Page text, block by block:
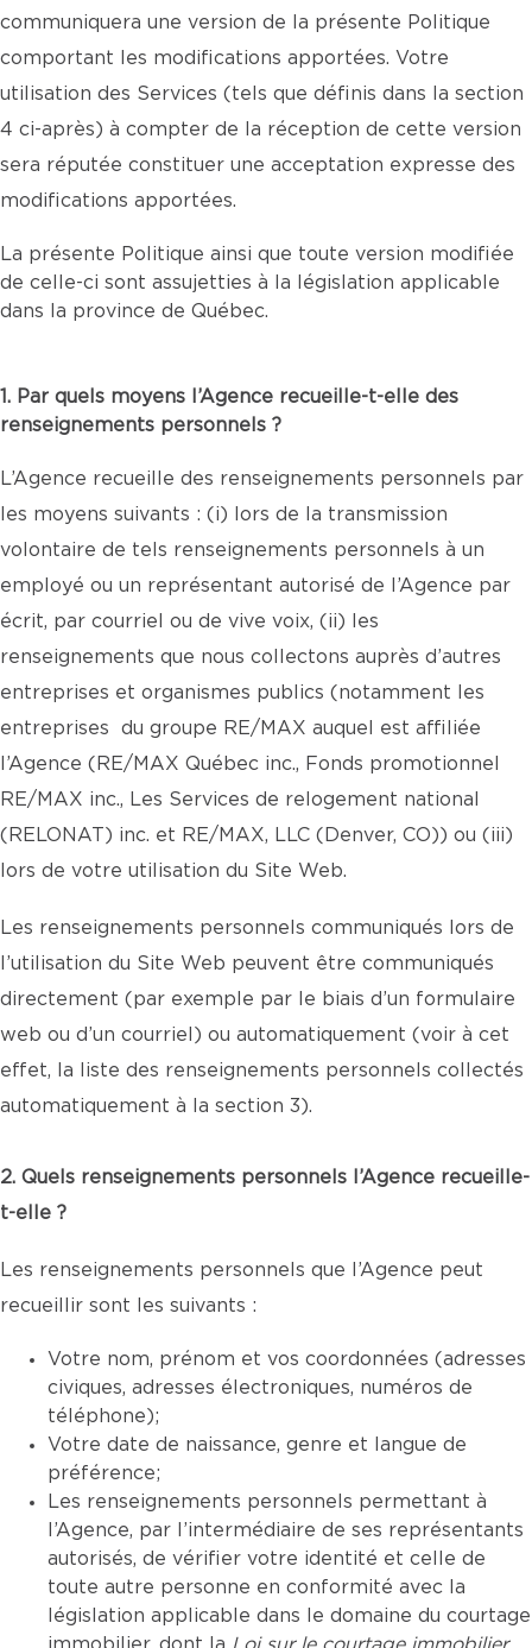
communiquera une version de la présente Politique
comportant les modifications apportées. Votre
utilisation des Services (tels que définis dans la section
4 ci-après) à compter de la réception de cette version
sera réputée constituer une acceptation expresse des
modifications apportées.
La présente Politique ainsi que toute version modifiée
de celle-ci sont assujetties à la législation applicable
dans la province de Québec.
1. Par quels moyens l’Agence recueille-t-elle des
renseignements personnels ?
L’Agence recueille des renseignements personnels par
les moyens suivants : (i) lors de la transmission
volontaire de tels renseignements personnels à un
employé ou un représentant autorisé de l’Agence par
écrit, par courriel ou de vive voix, (ii) les
renseignements que nous collectons auprès d’autres
entreprises et organismes publics (notamment les
entreprises du groupe RE/MAX auquel est affiliée
l’Agence (RE/MAX Québec inc., Fonds promotionnel
RE/MAX inc., Les Services de relogement national
(RELONAT) inc. et RE/MAX, LLC (Denver, CO)) ou (iii)
lors de votre utilisation du Site Web.
Les renseignements personnels communiqués lors de
l’utilisation du Site Web peuvent être communiqués
directement (par exemple par le biais d’un formulaire
web ou d’un courriel) ou automatiquement (voir à cet
effet, la liste des renseignements personnels collectés
automatiquement à la section 3).
2. Quels renseignements personnels l’Agence recueille-
t-elle ?
Les renseignements personnels que l’Agence peut
recueillir sont les suivants :
Votre nom, prénom et vos coordonnées (adresses
civiques, adresses électroniques, numéros de
téléphone);
Votre date de naissance, genre et langue de
préférence;
Les renseignements personnels permettant à
l’Agence, par l’intermédiaire de ses représentants
autorisés, de vérifier votre identité et celle de
toute autre personne en conformité avec la
législation applicable dans le domaine du courtage